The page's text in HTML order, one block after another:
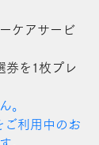
ケアサービ
券を1枚プレ
。
ご利用中のお